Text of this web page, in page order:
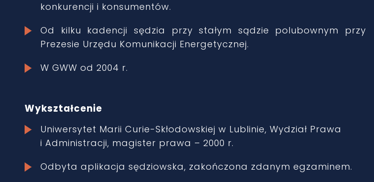
konkurencji i konsumentów.
Od kilku kadencji sędzia przy stałym sądzie polubownym przy
Prezesie Urzędu Komunikacji Energetycznej.
W GWW od 2004 r.
Wykształcenie
Uniwersytet Marii Curie-Skłodowskiej w Lublinie, Wydział Prawa
i Administracji, magister prawa – 2000 r.
Odbyta aplikacja sędziowska, zakończona zdanym egzaminem.